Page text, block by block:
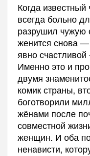
Когда
всегда больно
разрушил чужую
женится снова
явно
Именно это и
двумя
комик страны,
боготворили
жёнами после
совместной
женщин. И оба
ненависти,